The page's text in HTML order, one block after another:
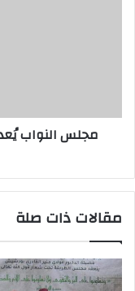
مجلس النواب
مقالات ذات صلة